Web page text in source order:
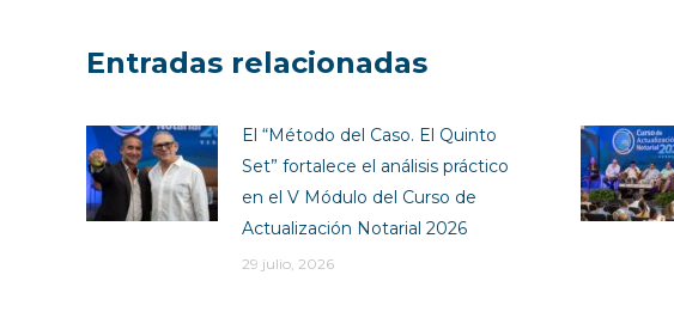
Entradas relacionadas
El “Método del Caso. El Quinto
Set” fortalece el análisis práctico
en el V Módulo del Curso de
Actualización Notarial 2026
29 julio, 2026